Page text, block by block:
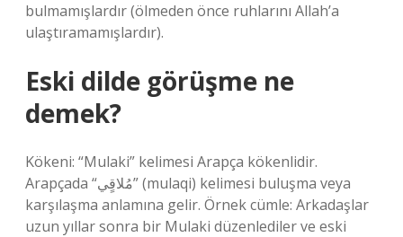
bulmamışlardır (ölmeden önce ruhlarını Allah’a
ulaştıramamışlardır).
Eski dilde görüşme ne
demek?
Kökeni: “Mulaki” kelimesi Arapça kökenlidir.
Arapçada “مُلاقٍي” (mulaqi) kelimesi buluşma veya
karşılaşma anlamına gelir. Örnek cümle: Arkadaşlar
uzun yıllar sonra bir Mulaki düzenlediler ve eski